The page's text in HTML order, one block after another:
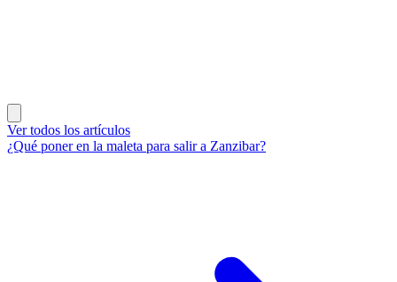
Ver todos los artículos
¿Qué poner en la maleta para salir a Zanzibar?